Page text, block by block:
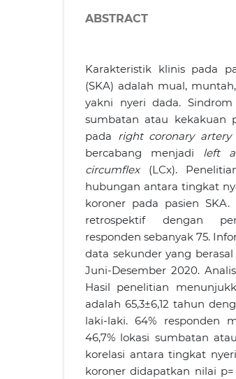
ABSTRACT
Karakteristik klinis pada
(SKA) adalah mual,
yakni nyeri dada.
sumbatan atau kekakuan
pada right coronary artery
bercabang menjadi left
circumflex(LCx).
hubungan antara tingkat
koroner pada pasien
retrospektif dengan
responden sebanyak 75.
data sekunder yang
Juni-Desember 2020.
Hasil penelitian
adalah 65,3±6,12 tahun
laki-laki. 64% responden
46,7% lokasi sumbatan
korelasi antara tingkat
koroner didapatkan nilai